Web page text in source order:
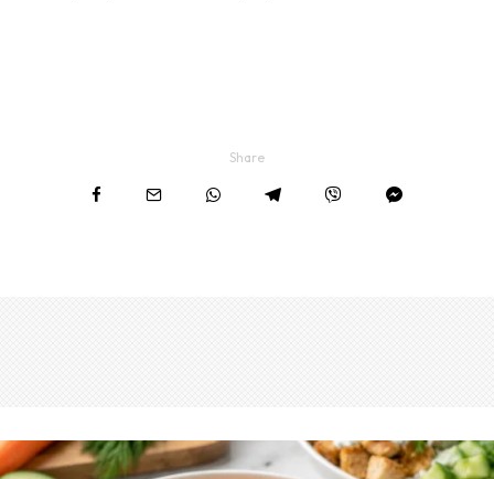
Share